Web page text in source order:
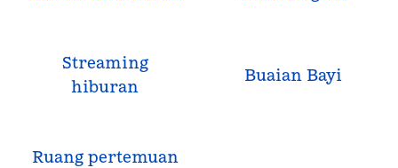
Streaming
hiburan
Buaian Bayi
Ruang pertemuan